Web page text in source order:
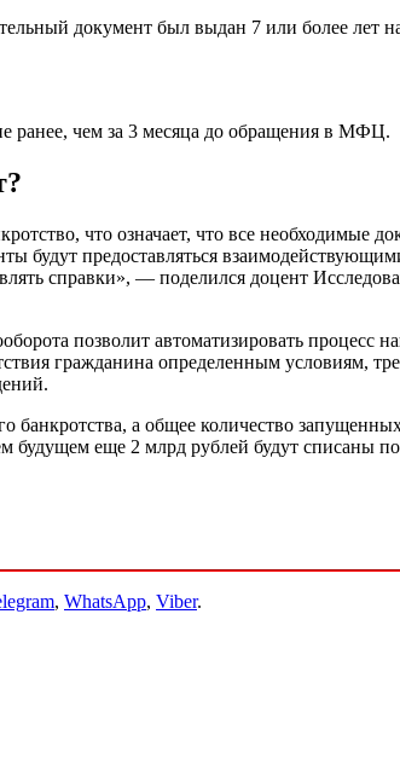
документ был выдан 7 или более лет
ранее, чем за 3 месяца до обращения в МФЦ.
что означает, что все необходимые
будут предоставляться
справки», — поделился доцент
позволит автоматизировать
гражданина определенным условиям,
банкротства, а общее количество
будущем еще 2 млрд рублей будут списаны
, WhatsApp, Viber.